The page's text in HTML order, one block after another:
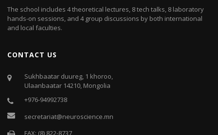
The school includes 4 theoretical lectures, 8 tech talks, 8 laboratory
hands-on sessions, and 4 group discussions by both international
and local faculties.
CONTACT US
Sukhbaatar duureg, 1 khoroo,
Ulaanbaatar 14210, Mongolia
+976-94992738
secretariat@neuroscience.mn
FAX: (8) 822-8737